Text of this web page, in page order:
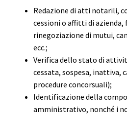
Redazione di atti notarili,
cessioni o affitti di
rinegoziazione di mutui,
ecc.;
Verifica dello stato di
cessata, sospesa, inattiva,
procedure concorsuali);
Identificazione della
amministrativo, nonché i